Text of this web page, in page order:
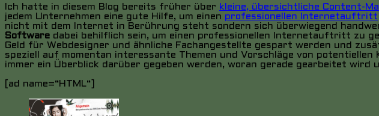
Ich hatte in diesem Blog bereits früher über kleine, übersichtliche Content-
jedem Unternehmen eine gute Hilfe, um einen professionellen Internetauftritt
nicht mit dem Internet in Berührung steht sondern sich überwiegend
Software dabei behilflich sein, um einen professionellen Internetauftritt zu
Geld für Webdesigner und ähnliche Fachangestellte gespart werden und
speziell auf momentan interessante Themen und Vorschläge von
immer ein Überblick darüber gegeben werden, woran gerade gearbeitet
[ad name=“HTML“]